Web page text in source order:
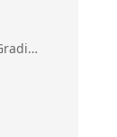
ig.excel.CellFillRectangularGradient